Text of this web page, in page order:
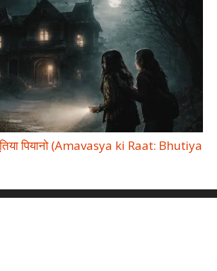
पियानो (Amavasya ki Raat: Bhutiya